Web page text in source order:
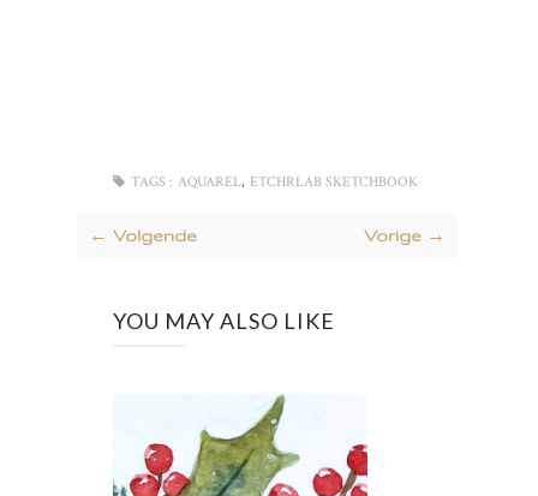
TAGS : AQUAREL, ETCHRLAB SKETCHBOOK
← Volgende Vorige →
YOU MAY ALSO LIKE